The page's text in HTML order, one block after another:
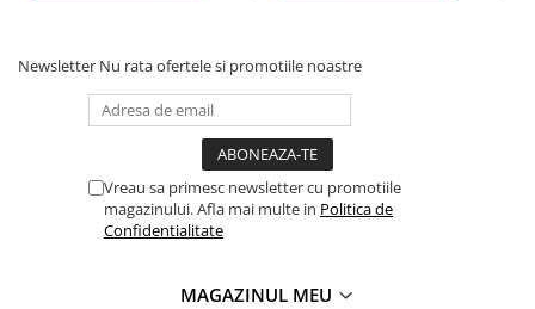
Newsletter Nu rata ofertele si promotiile noastre
Vreau sa primesc newsletter cu promotiile
magazinului. Afla mai multe in Politica de
Confidentialitate
MAGAZINUL MEU